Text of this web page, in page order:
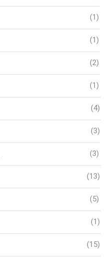
(1)
(1)
(2)
(1)
(4)
(3)
(3)
(13)
(5)
(1)
(15)